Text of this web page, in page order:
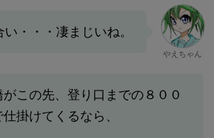
い・・・凄まじいね。
やえちゃん
がこの先、登り口までの８００
仕掛けてくるなら、